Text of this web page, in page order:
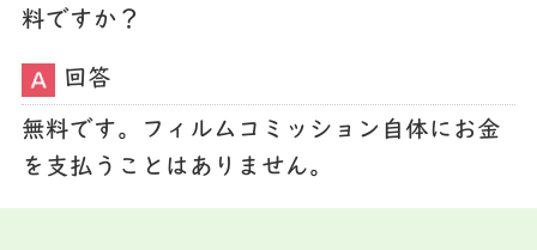
料ですか？
回答
無料です。フィルムコミッション自体にお金
を支払うことはありません。